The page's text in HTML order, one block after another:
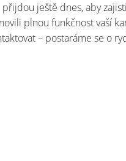
přijdou ještě dnes, aby
plnou funkčnost vaší
– postaráme se o